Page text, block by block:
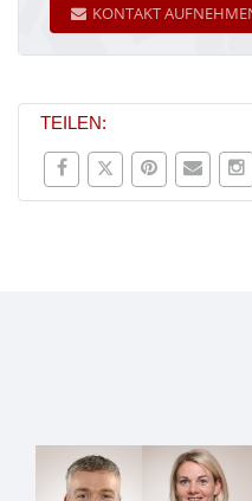
KONTAKT
TEILEN: